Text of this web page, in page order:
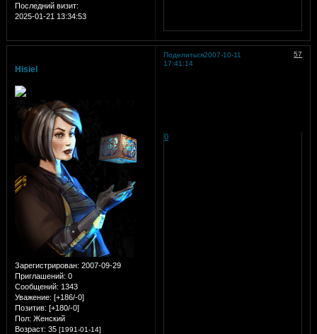
Последний визит:
2025-01-21 13:34:53
Поделиться 57
2007-10-11
17:41:14
Hisiel
Зарегистрирован: 2007-09-29
Приглашений: 0
Сообщений: 1343
Уважение: [+186/-0]
Позитив: [+180/-0]
Пол: Женский
Возраст: 35 [1991-01-14]
0